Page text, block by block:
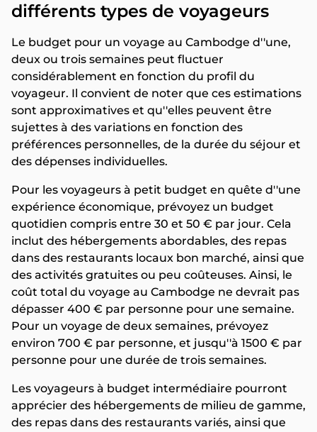
différents types de voyageurs
Le budget pour un voyage au Cambodge d''une,
deux ou trois semaines peut fluctuer
considérablement en fonction du profil du
voyageur. Il convient de noter que ces estimations
sont approximatives et qu''elles peuvent être
sujettes à des variations en fonction des
préférences personnelles, de la durée du séjour et
des dépenses individuelles.
Pour les voyageurs à petit budget en quête d''une
expérience économique, prévoyez un budget
quotidien compris entre 30 et 50 € par jour. Cela
inclut des hébergements abordables, des repas
dans des restaurants locaux bon marché, ainsi que
des activités gratuites ou peu coûteuses. Ainsi, le
coût total du voyage au Cambodge ne devrait pas
dépasser 400 € par personne pour une semaine.
Pour un voyage de deux semaines, prévoyez
environ 700 € par personne, et jusqu''à 1500 € par
personne pour une durée de trois semaines.
Les voyageurs à budget intermédiaire pourront
apprécier des hébergements de milieu de gamme,
des repas dans des restaurants variés, ainsi que